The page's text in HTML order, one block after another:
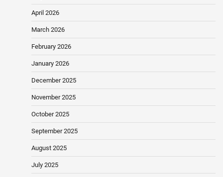
April 2026
March 2026
February 2026
January 2026
December 2025
November 2025
October 2025
September 2025
August 2025
July 2025